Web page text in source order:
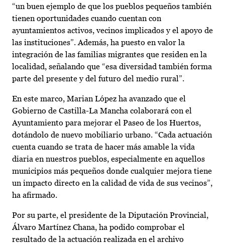
“un buen ejemplo de que los pueblos pequeños también
tienen oportunidades cuando cuentan con
ayuntamientos activos, vecinos implicados y el apoyo de
las instituciones”. Además, ha puesto en valor la
integración de las familias migrantes que residen en la
localidad, señalando que “esa diversidad también forma
parte del presente y del futuro del medio rural”.
En este marco, Marian López ha avanzado que el
Gobierno de Castilla-La Mancha colaborará con el
Ayuntamiento para mejorar el Paseo de los Huertos,
dotándolo de nuevo mobiliario urbano. “Cada actuación
cuenta cuando se trata de hacer más amable la vida
diaria en nuestros pueblos, especialmente en aquellos
municipios más pequeños donde cualquier mejora tiene
un impacto directo en la calidad de vida de sus vecinos”,
ha afirmado.
Por su parte, el presidente de la Diputación Provincial,
Álvaro Martínez Chana, ha podido comprobar el
resultado de la actuación realizada en el archivo